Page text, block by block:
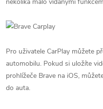
Pro uživatele CarPlay můžete
automobilu. Pokud si uložíte
prohlížeče Brave na iOS,
do auta.